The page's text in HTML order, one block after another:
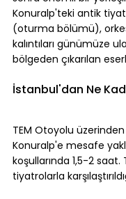
Konuralp'teki antik
(oturma bölümü),
kalıntıları günümüze
bölgeden çıkarılan
İstanbul'dan Ne
TEM Otoyolu
Konuralp'e mesafe
koşullarında 1,5-2
tiyatrolarla